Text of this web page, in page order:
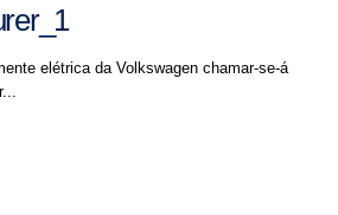
elétrica da Volkswagen chamar-se-á